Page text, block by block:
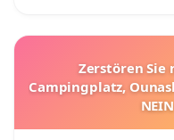
Zerstören Sie
Campingplatz,